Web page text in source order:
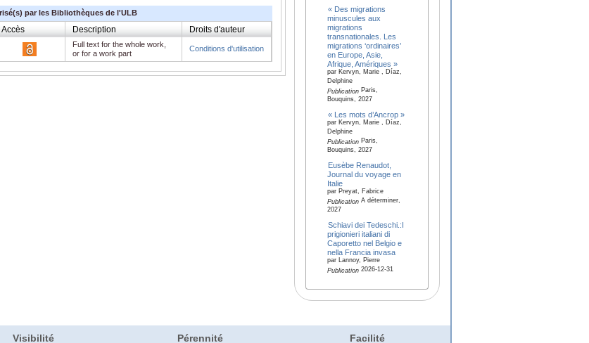
par les Bibliothèques de l'ULB
Accès Description Droits d'auteur
Full text for the whole work,
or for a work part
Conditions d'utilisation
« Des migrations
minuscules aux
migrations
transnationales. Les
migrations ‘ordinaires’
en Europe, Asie,
Afrique, Amériques »
par Kervyn, Marie , Díaz,
Delphine
PublicationParis,
Bouquins, 2027
« Les mots d’Ancrop »
par Kervyn, Marie , Díaz,
Delphine
PublicationParis,
Bouquins, 2027
Eusèbe Renaudot,
Journal du voyage en
Italie
par Preyat, Fabrice
PublicationA déterminer,
2027
Schiavi dei Tedeschi.:I
prigionieri italiani di
Caporetto nel Belgio e
nella Francia invasa
par Lannoy, Pierre
Publication2026-12-31
Visibilité Pérennité Facilité